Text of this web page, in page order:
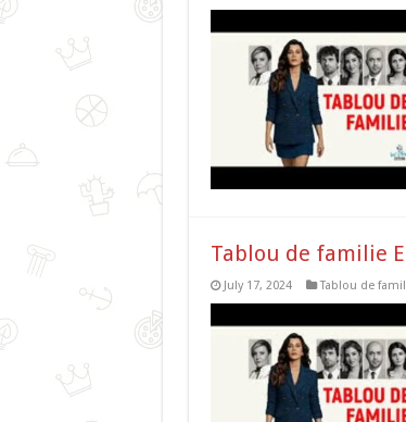
Tablou de familie
July 17, 2024 Tablou de